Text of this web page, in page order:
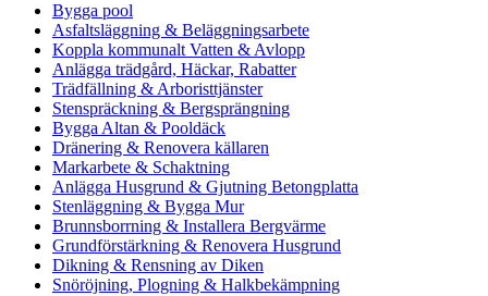
Bygga pool
Asfaltsläggning & Beläggningsarbete
Koppla kommunalt Vatten & Avlopp
Anlägga trädgård, Häckar, Rabatter
Trädfällning & Arboristtjänster
Stenspräckning & Bergsprängning
Bygga Altan & Pooldäck
Dränering & Renovera källaren
Markarbete & Schaktning
Anlägga Husgrund & Gjutning Betongplatta
Stenläggning & Bygga Mur
Brunnsborrning & Installera Bergvärme
Grundförstärkning & Renovera Husgrund
Dikning & Rensning av Diken
Snöröjning, Plogning & Halkbekämpning